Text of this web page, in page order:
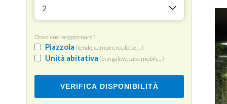
2
Dove vuoi soggiornare?
Piazzola (tende, camper, roulotte, ...)
Unità abitativa (bungalow, case mobili, ...)
VERIFICA DISPONIBILITÀ